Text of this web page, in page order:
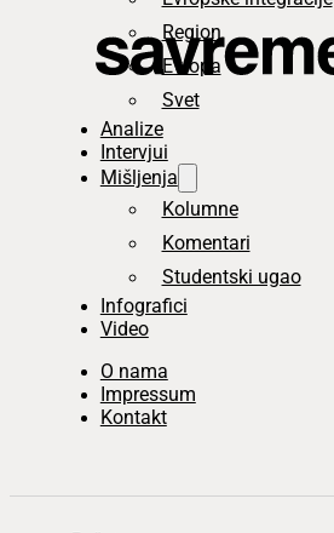
Region
Evropa
Svet
Analize
Intervjui
Mišljenja
Kolumne
Komentari
Studentski ugao
Infografici
Video
O nama
Impressum
Kontakt